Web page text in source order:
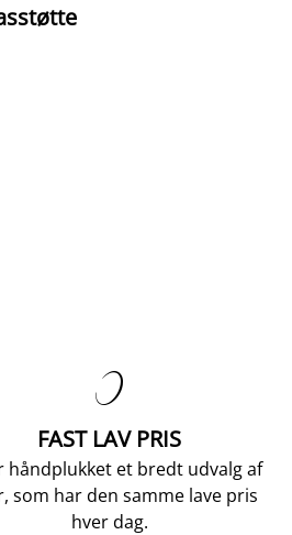

FAST LAV PRIS
håndplukket et bredt udvalg af
som har den samme lave pris
hver dag.